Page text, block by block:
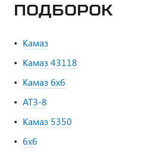
ПОДБОРОК
Камаз
Камаз 43118
Камаз 6х6
АТЗ-8
Камаз 5350
6х6